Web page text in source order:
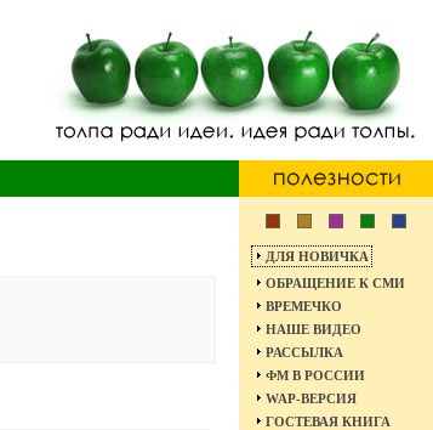
ДЛЯ НОВИЧКА
ОБРАЩЕНИЕ К СМИ
ВРЕМЕЧКО
НАШЕ ВИДЕО
РАССЫЛКА
ФМ В РОССИИ
WAP-ВЕРСИЯ
ГОСТЕВАЯ КНИГА